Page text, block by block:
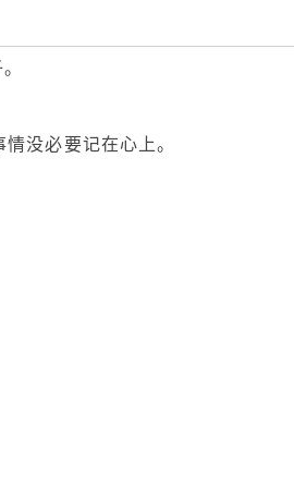
没必要记在心上。